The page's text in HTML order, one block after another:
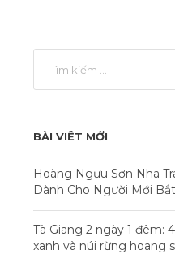
BÀI VIẾT MỚI
Hoàng Ngưu Sơn Nha
Dành Cho Người Mới
Tà Giang 2 ngày 1 đêm:
xanh và núi rừng hoang